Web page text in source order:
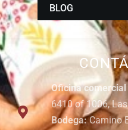
Oficina
6410 of 1006,
Bodega:Camino
BLOG